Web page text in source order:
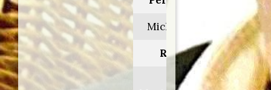
Michael Booth
Regia di:
Ethan